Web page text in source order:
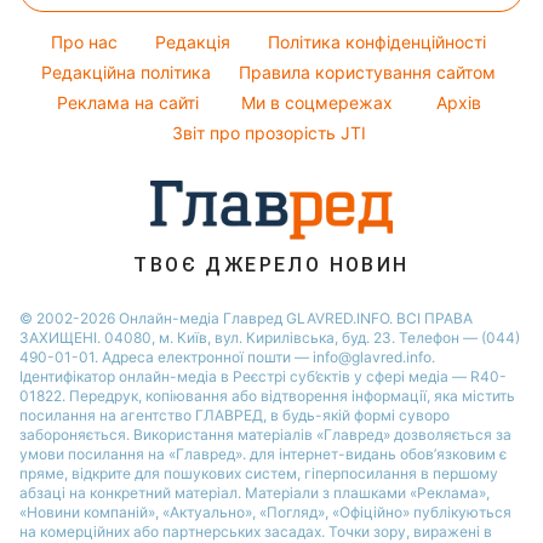
Новини Одеси
Максим Галкін
Настя Каменських
Віталій Козловський
Софія Ротару
Ольга Сумська
Народні прикмети
Усе про шоу-бізнес
Прості страви
Легкі десерти
Напої
Святкове меню
Про нас Редакція
Політика конфіденційності
Редакційна політика
Правила користування сайтом
Реклама на сайті
Ми в соцмережах
Архів
Звіт про прозорість JTI
ТВОЄ ДЖЕРЕЛО НОВИН
© 2002-2026 Онлайн-медіа Главред GLAVRED.INFO. ВСІ ПРАВА
ЗАХИЩЕНІ. 04080, м. Київ, вул. Кирилівська, буд. 23. Телефон — (044)
490-01-01. Адреса електронної пошти — info@glavred.info.
Ідентифікатор онлайн-медіа в Реєстрі суб’єктів у сфері медіа — R40-
01822. Передрук, копіювання або відтворення інформації, яка містить
посилання на агентство ГЛАВРЕД, в будь-якій формi суворо
забороняється. Використання матеріалів «Главред» дозволяється за
умови посилання на «Главред». для інтернет-видань обов’язковим є
пряме, відкрите для пошукових систем, гіперпосилання в першому
абзаці на конкретний матеріал. Матеріали з плашками «Реклама»,
«Новини компаній», «Актуально», «Погляд», «Офіційно» публікуються
на комерційних або партнерських засадах. Точки зору, виражені в